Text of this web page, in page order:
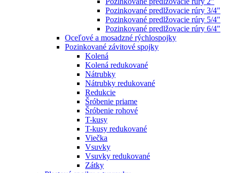
Pozinkované predlžovacie rúry 3/4"
Pozinkované predlžovacie rúry 5/4"
Pozinkované predlžovacie rúry 6/4"
Oceľové a mosadzné rýchlospojky
Pozinkované závitové spojky
Kolená
Kolená redukované
Nátrubky
Nátrubky redukované
Redukcie
Šróbenie priame
Šróbenie rohové
T-kusy
T-kusy redukované
Viečka
Vsuvky
Vsuvky redukované
Zátky